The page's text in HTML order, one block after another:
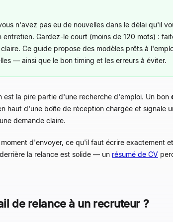
n'avez pas eu de nouvelles dans le délai qu'il
entretien. Gardez-le court (moins de 120 mots) :
Ce guide propose des modèles prêts à
— ainsi que le bon timing et les erreurs à éviter.
est la pire partie d'une recherche d'emploi. Un bon
haut d'une boîte de réception chargée et signale
demande claire.
d'envoyer, ce qu'il faut écrire exactement
la relance est solide — un résumé de CV
de relance à un recruteur ?